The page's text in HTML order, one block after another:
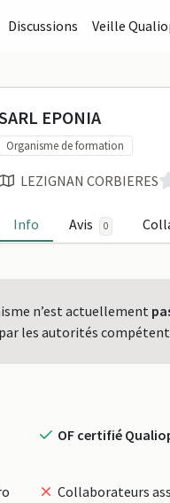
Discussions Veille
EPONIA
Organisme de formation
LEZIGNAN CORBIERES
Info Avis 0
n’est actuellement
les autorités
OF certifié
Collaborateurs